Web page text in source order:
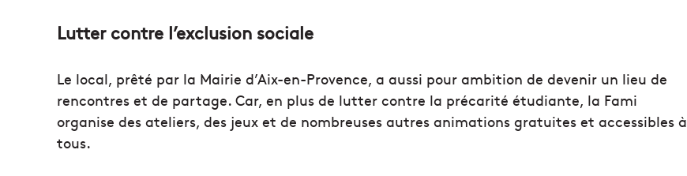
Lutter contre l’exclusion sociale
Le local, prêté par la Mairie d’Aix-en-Provence, a aussi pour ambition de devenir un lieu de
rencontres et de partage. Car, en plus de lutter contre la précarité étudiante, la Fami
organise des ateliers, des jeux et de nombreuses autres animations gratuites et accessibles à
tous.